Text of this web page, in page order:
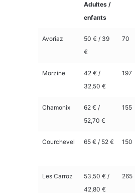
Adultes /
enfants
Avoriaz
50 € / 39
€
70
Morzine
42 € /
32,50 €
197
Chamonix
62 € /
52,70 €
155
Courchevel 65 € / 52 € 150
Les Carroz
53,50 € /
42,80 €
265